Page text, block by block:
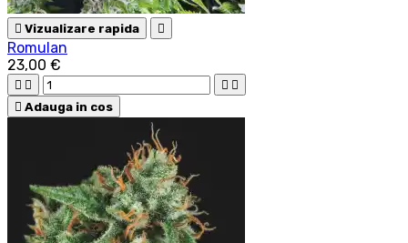
 Vizualizare rapida 
Romulan
23,00 €
   
 Adauga in cos